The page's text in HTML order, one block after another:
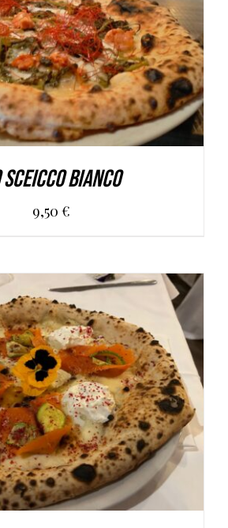
AL CARRELLO / DETAILS
Sceicco Bianco
9,50 €
AL CARRELLO / DETAILS